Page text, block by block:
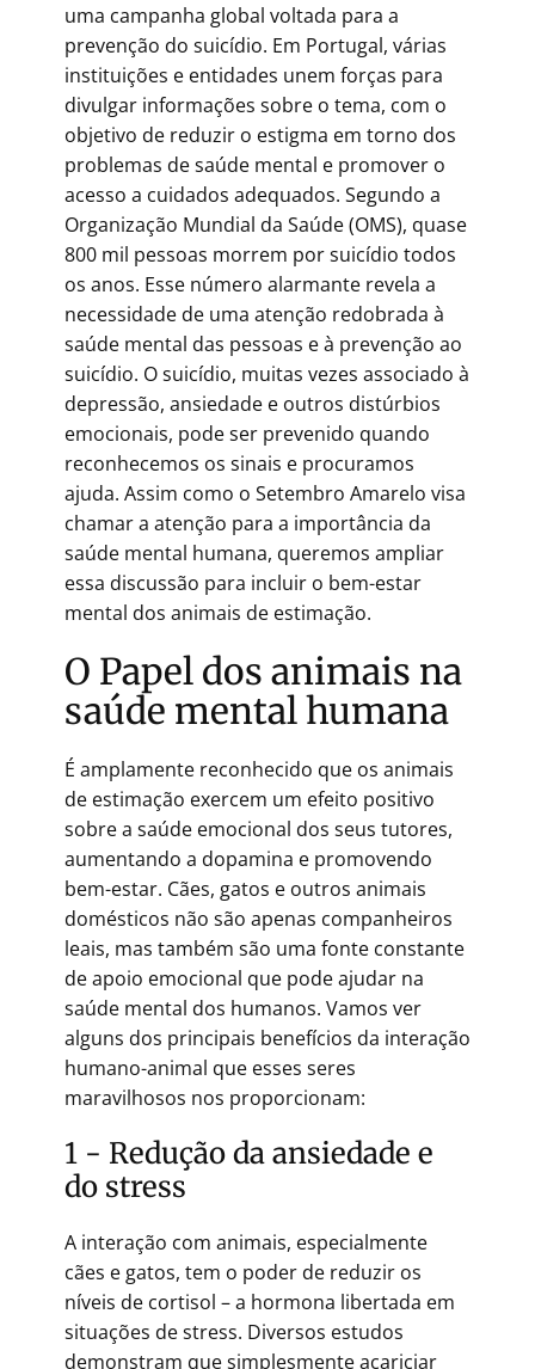
uma campanha global voltada para a
prevenção do suicídio. Em Portugal, várias
instituições e entidades unem forças para
divulgar informações sobre o tema, com o
objetivo de reduzir o estigma em torno dos
problemas de saúde mental e promover o
acesso a cuidados adequados. Segundo a
Organização Mundial da Saúde (OMS), quase
800 mil pessoas morrem por suicídio todos
os anos. Esse número alarmante revela a
necessidade de uma atenção redobrada à
saúde mental das pessoas e à prevenção ao
suicídio. O suicídio, muitas vezes associado à
depressão, ansiedade e outros distúrbios
emocionais, pode ser prevenido quando
reconhecemos os sinais e procuramos
ajuda. Assim como o Setembro Amarelo visa
chamar a atenção para a importância da
saúde mental humana, queremos ampliar
essa discussão para incluir o bem-estar
mental dos animais de estimação.
O Papel dos animais na
saúde mental humana
É amplamente reconhecido que os animais
de estimação exercem um efeito positivo
sobre a saúde emocional dos seus tutores,
aumentando a dopamina e promovendo
bem-estar. Cães, gatos e outros animais
domésticos não são apenas companheiros
leais, mas também são uma fonte constante
de apoio emocional que pode ajudar na
saúde mental dos humanos. Vamos ver
alguns dos principais benefícios da interação
humano-animal que esses seres
maravilhosos nos proporcionam:
1 - Redução da ansiedade e
do stress
A interação com animais, especialmente
cães e gatos, tem o poder de reduzir os
níveis de cortisol – a hormona libertada em
situações de stress. Diversos estudos
demonstram que simplesmente acariciar